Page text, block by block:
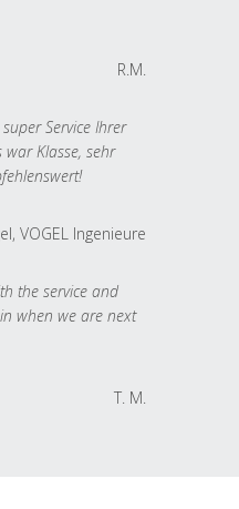
R.M.
Service Ihrer
Klasse, sehr
VOGEL Ingenieure
the service and
when we are next
T. M.